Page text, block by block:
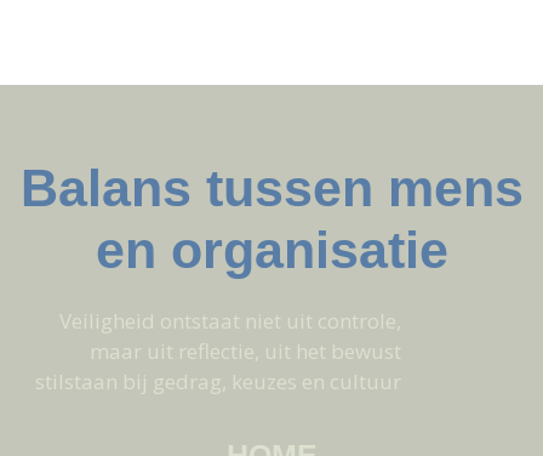
Balans tussen mens
en organisatie
Veiligheid ontstaat niet uit controle,
maar uit reflectie, uit het bewust
stilstaan bij gedrag, keuzes en cultuur